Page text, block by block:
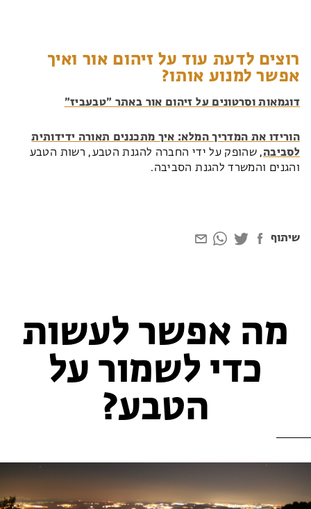
רוצים לדעת עוד על זיהום אור ואיך
אפשר למנוע אותו?
דוגמאות וסרטונים על זיהום אור באתר ״טבעביז״
הורידו את המדריך המלא: איך מתכננים תאורה ידידותית
לסביבה, שהופק על ידי החברה להגנת הטבע, רשות הטבע
והגנים והמשרד להגנת הסביבה.
שיתוף
מה אפשר לעשות
כדי לשמור על
הטבע?